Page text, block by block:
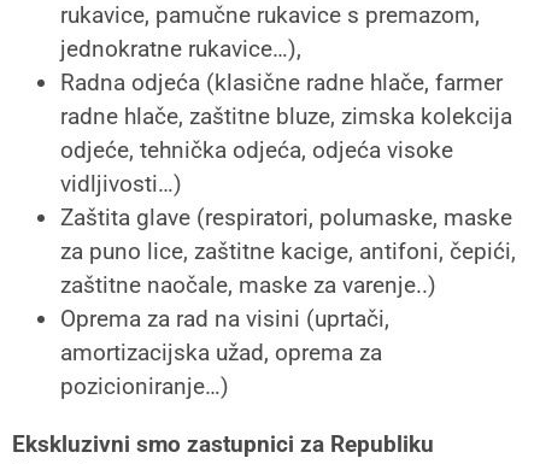
rukavice, pamučne rukavice s premazom,
jednokratne rukavice…),
Radna odjeća (klasične radne hlače, farmer
radne hlače, zaštitne bluze, zimska kolekcija
odjeće, tehnička odjeća, odjeća visoke
vidljivosti…)
Zaštita glave (respiratori, polumaske, maske
za puno lice, zaštitne kacige, antifoni, čepići,
zaštitne naočale, maske za varenje..)
Oprema za rad na visini (uprtači,
amortizacijska užad, oprema za
pozicioniranje…)
Ekskluzivni smo zastupnici za Republiku